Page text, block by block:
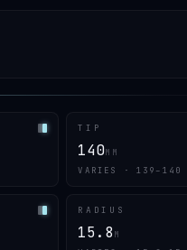
TIP
140MM
VARIES · 139–140
RADIUS
15.8 M